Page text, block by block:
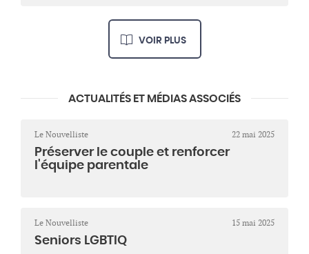
VOIR PLUS
ACTUALITÉS ET MÉDIAS ASSOCIÉS
Le Nouvelliste 22 mai 2025
Préserver le couple et renforcer
l'équipe parentale
Le Nouvelliste 15 mai 2025
Seniors LGBTIQ